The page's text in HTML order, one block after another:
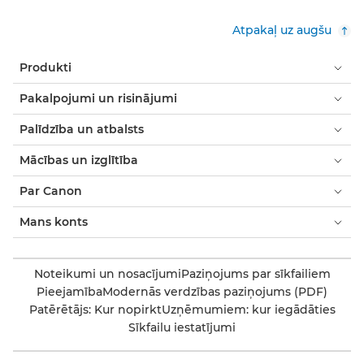
Atpakaļ uz augšu
Produkti
Pakalpojumi un risinājumi
Palīdzība un atbalsts
Mācības un izglītība
Par Canon
Mans konts
Noteikumi un nosacījumiPaziņojums par sīkfailiem
PieejamībaModernās verdzības paziņojums (PDF)
Patērētājs: Kur nopirktUzņēmumiem: kur iegādāties
Sīkfailu iestatījumi